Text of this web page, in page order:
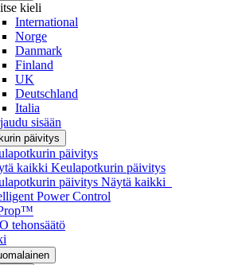
kieli
International
Norge
Danmark
Finland
UK
Deutschland
Italia
sisään
päivitys
päivitys
kaikki Keulapotkurin päivitys
päivitys Näytä kaikki
Power Control
tehonsäätö